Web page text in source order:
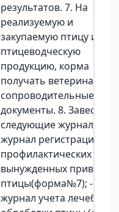
результатов. 7. На
реализуемую и
закупаемую птицу и
птицеводческую
продукцию, корма
получать ветеринарные
сопроводительные
документы. 8. Завести
следующие журналы; -
журнал регистрации
профилактических и
вынужденных прививок
птицы(форма№7); -
журнал учета лечебной